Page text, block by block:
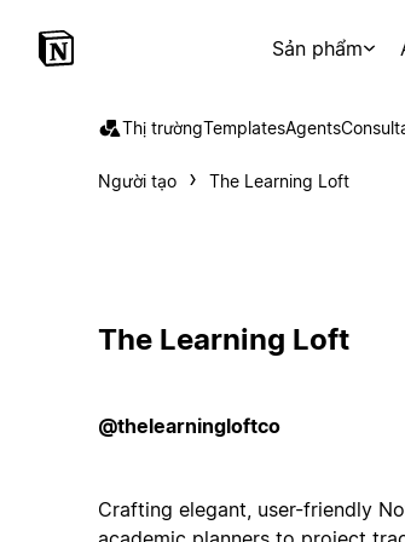
Sản phẩm
Thị trườngTemplatesAgents
Người tạo The Learning Loft
The Learning Loft
@thelearningloftco
Crafting elegant, user-friendly